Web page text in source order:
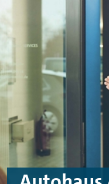
Skip to main
Skip to footer